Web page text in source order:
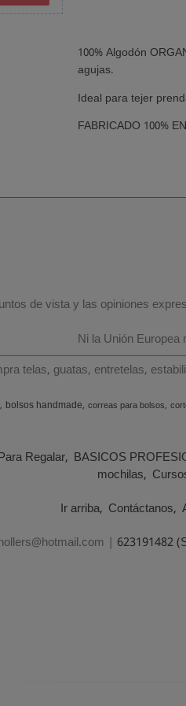
100% Algodón
agujas.
Ideal para tejer
FABRICADO 100%
de vista y las opiniones
Ni la Unión
telas, guatas, entretelas,
bolsos handmade correas para bolsos
Regalar BASICOS
mochilas
Ir arriba Contáctanos
| 623191482